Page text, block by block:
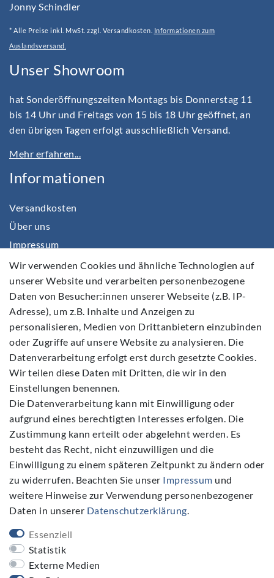
Jonny Schindler
* Alle Preise inkl. MwSt. zzgl. Versandkosten. Informationen zum
Auslandsversand.
Unser Showroom
hat Sonderöffnungszeiten Montags bis Donnerstag 11
bis 14 Uhr und Freitags von 15 bis 18 Uhr geöffnet, an
den übrigen Tagen erfolgt ausschließlich Versand.
Mehr erfahren...
Informationen
Versandkosten
Über uns
Impressum
Daten­schutz­erklärung
AGB
Barrierefreiheitserklärung
Widerrufs­recht
Kontakt
Vertrag widerrufen
Folgen Sie Uns
E-MAIL **
Newsletter
Honig
Wir verwenden Cookies und ähnliche Technologien auf
unserer Website und verarbeiten personenbezogene
Daten von Besucher:innen unserer Webseite (z.B. IP-
Adresse), um z.B. Inhalte und Anzeigen zu
personalisieren, Medien von Drittanbietern einzubinden
oder Zugriffe auf unsere Website zu analysieren. Die
Datenverarbeitung erfolgt erst durch gesetzte Cookies.
Wir teilen diese Daten mit Dritten, die wir in den
Einstellungen benennen.
Die Datenverarbeitung kann mit Einwilligung oder
aufgrund eines berechtigten Interesses erfolgen. Die
Zustimmung kann erteilt oder abgelehnt werden. Es
besteht das Recht, nicht einzuwilligen und die
Einwilligung zu einem späteren Zeitpunkt zu ändern oder
zu widerrufen. Beachten Sie unser Impressum und
weitere Hinweise zur Verwendung personenbezogener
Daten in unserer Daten­schutz­erklärung.
Essenziell
Statistik
Externe Medien